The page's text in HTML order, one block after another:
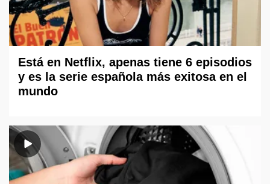
Está en Netflix, apenas tiene 6 episodios
y es la serie española más exitosa en el
mundo